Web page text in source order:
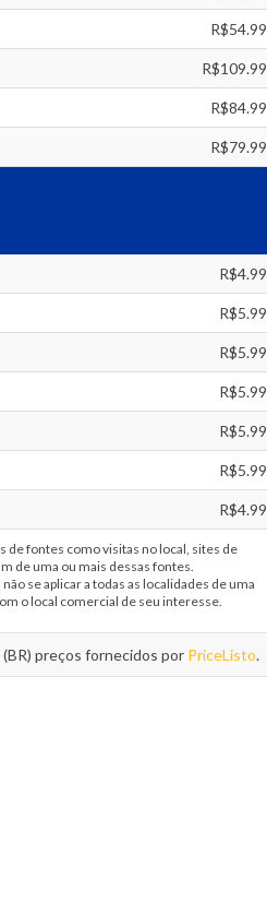
R$54.99
R$109.99
R$84.99
R$79.99
R$4.99
R$5.99
R$5.99
R$5.99
R$5.99
R$5.99
R$4.99
fontes como visitas no local, sites de
de uma ou mais dessas fontes.
se aplicar a todas as localidades de uma
o local comercial de seu interesse.
(BR) preços fornecidos por PriceListo.